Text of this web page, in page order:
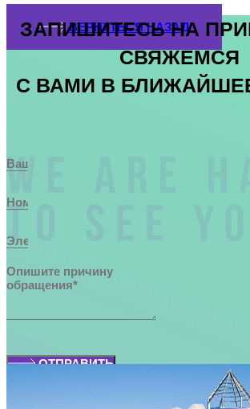
ВЕРНУТЬСЯ НАЗАД
ЗАПИШИТЕСЬ НА
СВЯЖЕМСЯ
С ВАМИ В
ОТПРАВИТЬ